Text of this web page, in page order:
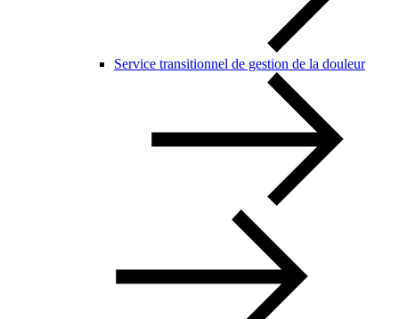
Service transitionnel de gestion de la douleur